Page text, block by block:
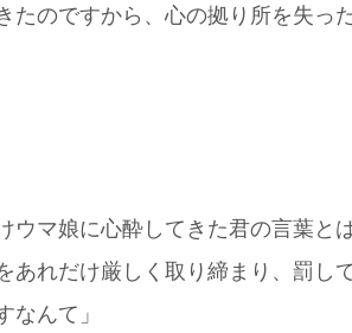
たのですから、心の拠り所を失っ
ウマ娘に心酔してきた君の言葉と
あれだけ厳しく取り締まり、罰し
なんて」